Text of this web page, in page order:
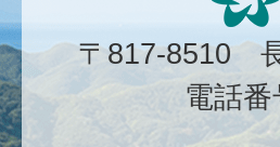
〒817-8510
電話